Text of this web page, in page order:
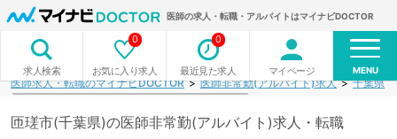
医師の求人・転職・アルバイトはマイナビDOCTOR
求人検索 お気に入り求人
0
最近見た求人
0
マイページ MENU
医師求人・転職のマイナビDOCTOR 医師非常勤(アルバイト)求人 千葉県
匝瑳市(千葉県)の医師非常勤(アルバイト)求人・転職